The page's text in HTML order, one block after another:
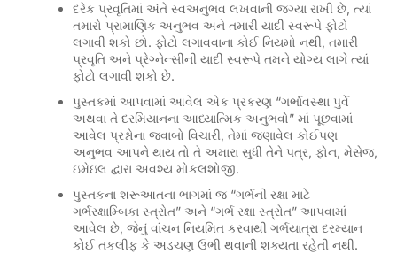
દરેક પ્રવૃતિમાં અંતે સ્વઅનુભવ લખવાની જગ્યા રાખી છે, ત્યાં
તમારો પ્રામાણિક અનુભવ અને તમારી યાદી સ્વરૂપે ફોટો
લગાવી શકો છો. ફોટો લગાવવાના કોઈ નિયમો નથી, તમારી
પ્રવૃતિ અને પ્રેગ્નેન્સીની યાદી સ્વરૂપે તમને યોગ્ય લાગે ત્યાં
ફોટો લગાવી શકો છે.
પુસ્તકમાં આપવામાં આવેલ એક પ્રકરણ “ગર્ભાવસ્થા પુર્વે
અથવા તે દરમિયાનના આધ્યાત્મિક અનુભવો” માં પૂછવામાં
આવેલ પ્રશ્નોના જવાબો વિચારી, તેમાં જણાવેલ કોઈપણ
અનુભવ આપને થાય તો તે અમારા સુધી તેને પત્ર, ફોન, મેસેજ,
ઇમેઇલ દ્વારા અવશ્ય મોકલશોજી.
પુસ્તકના શરૂઆતના ભાગમાં જ “ગર્ભની રક્ષા માટે
ગર્ભરક્ષામ્બિકા સ્ત્રોત” અને “ગર્ભ રક્ષા સ્ત્રોત” આપવામાં
આવેલ છે, જેનું વાંચન નિયમિત કરવાથી ગર્ભયાત્રા દરમ્યાન
કોઈ તકલીફ કે અડચણ ઉભી થવાની શક્યતા રહેતી નથી.